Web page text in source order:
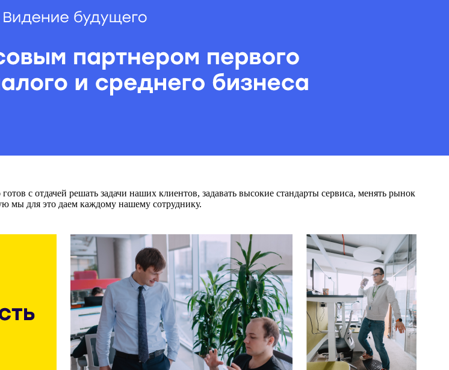
с отдачей решать задачи наших клиентов, задавать высокие стандарты сервиса, менять рынок
мы для это даем каждому нашему сотруднику.